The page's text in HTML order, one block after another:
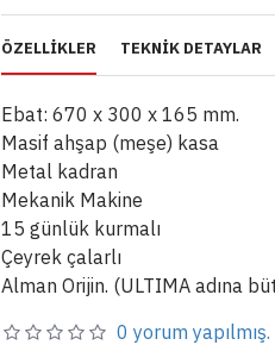
ÖZELLIKLER TEKNIK DETAYLAR
Ebat: 670 x 300 x 165 mm.
Masif ahşap (meşe) kasa
Metal kadran
Mekanik Makine
15 günlük kurmalı
Çeyrek çalarlı
Alman Orijin. (ULTIMA adına
0 yorum yapılmış.